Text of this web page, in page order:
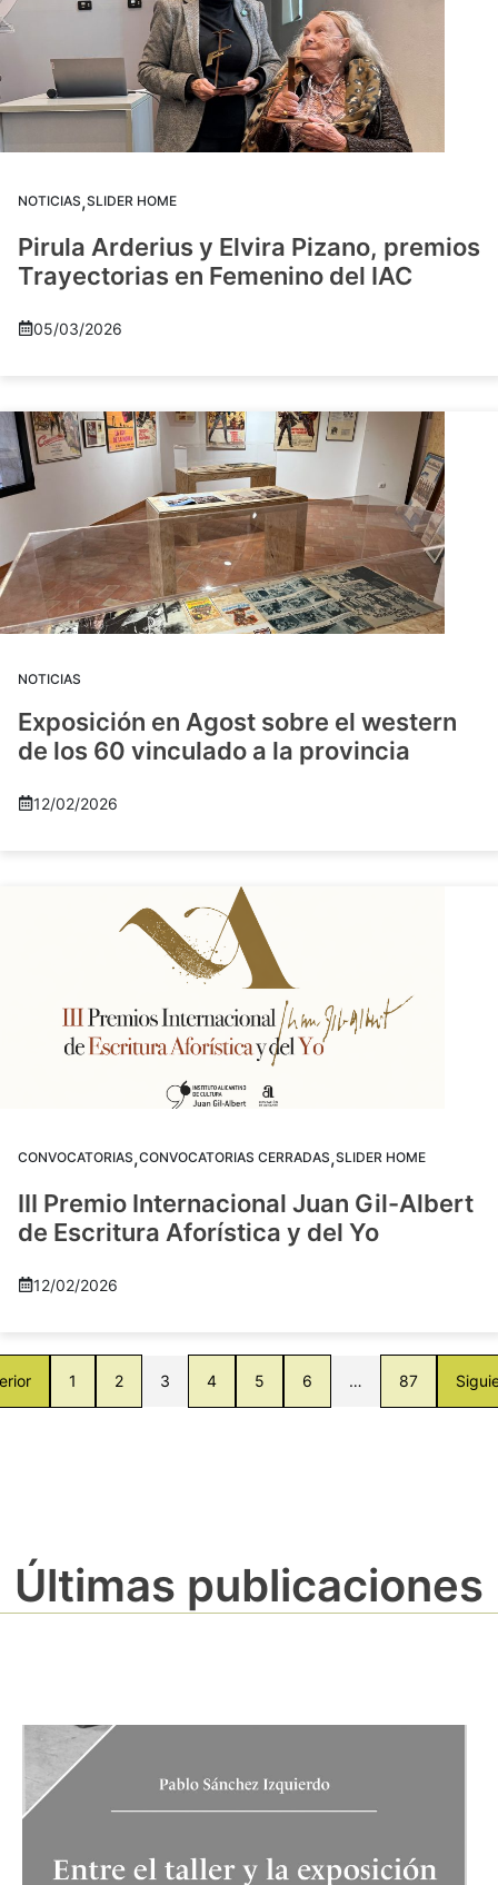
NOTICIAS,SLIDER HOME
Pirula Arderius y Elvira Pizano, premios
Trayectorias en Femenino del IAC
05/03/2026
NOTICIAS
Exposición en Agost sobre el western
de los 60 vinculado a la provincia
12/02/2026
CONVOCATORIAS,CONVOCATORIAS CERRADAS,SLIDER HOME
III Premio Internacional Juan Gil-Albert
de Escritura Aforística y del Yo
12/02/2026
1 2 3 4 5 6 … 87
Últimas publicaciones